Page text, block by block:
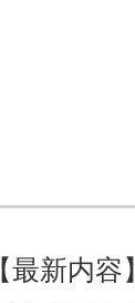
【最新内容】